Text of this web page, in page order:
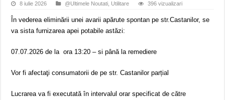
8 iulie 2026 @Ultimele Noutati Utilitare 396 vizualizari
În vederea eliminării unei avarii apărute spontan pe str.Castanilor, se
va sista furnizarea apei potabile astăzi:
07.07.2026 de la ora 13:20 – si până la remediere
Vor fi afectaţi consumatorii de pe str. Castanilor parțial
Lucrarea va fi executată în intervalul orar specificat de către